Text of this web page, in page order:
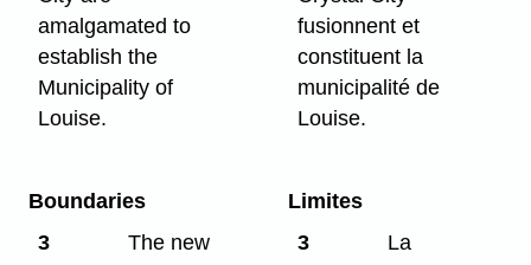
amalgamated to
establish the
Municipality of
Louise.
fusionnent et
constituent la
municipalité de
Louise.
Boundaries
3
The new
Limites
3
La